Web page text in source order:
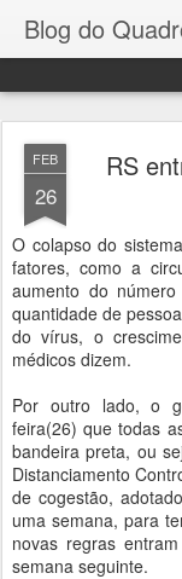
Blog do
FEB
26
RS
O colapso do
fatores, como a
aumento do
quantidade de
do vírus, o
médicos dizem.
Por outro lado, o
feira(26) que todas
bandeira preta, ou
Distanciamento
de cogestão,
uma semana, para
novas regras
semana seguinte.